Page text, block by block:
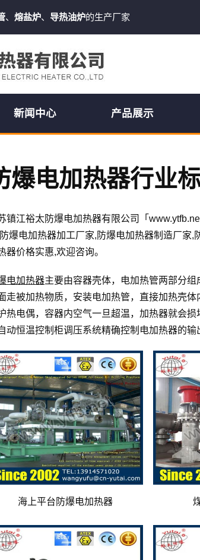
、 熔盐炉、 导热油炉的生产厂家
新闻中心 产品展示
爆电加热器行业
镇江裕太防爆电加热器有限公司「
爆电加热器加工厂家,防爆电加热器制造厂家
器价格实惠,欢迎咨询。
电加热器主要由容器壳体，电加热管两部分
走被加热物质，安装电加热管，直接加热壳
热电偶，容器内空气一旦超温，加热器就会
动恒温控制柜调压系统精确控制电加热器的
海上平台防爆电加热器